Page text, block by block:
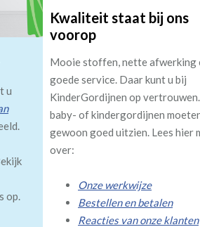
u
op.
Kwaliteit staat bij ons
voorop
Mooie stoffen, nette afwerking
goede service. Daar kunt u bij
KinderGordijnen op
baby- of kindergordijnen
gewoon goed uitzien. Lees hier
over:
Onze werkwijze
Bestellen en betalen
Reacties van onze klanten